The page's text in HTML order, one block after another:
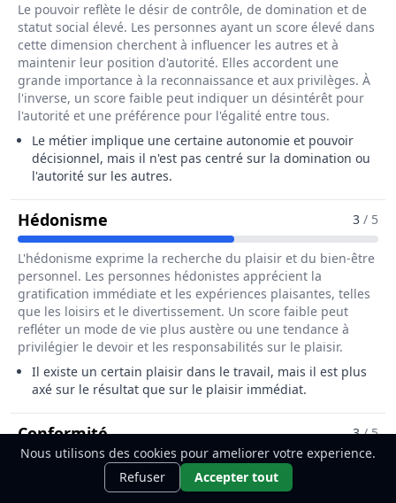
Le pouvoir reflète le désir de contrôle, de domination et de
statut social élevé. Les personnes ayant un score élevé dans
cette dimension cherchent à influencer les autres et à
maintenir leur position d'autorité. Elles accordent une
grande importance à la reconnaissance et aux privilèges. À
l'inverse, un score faible peut indiquer un désintérêt pour
l'autorité et une préférence pour l'égalité entre tous.
Le métier implique une certaine autonomie et pouvoir
décisionnel, mais il n'est pas centré sur la domination ou
l'autorité sur les autres.
Hédonisme Pour Le Métier De Poseur / 3 / 5
L'hédonisme exprime la recherche du plaisir et du bien-être
personnel. Les personnes hédonistes apprécient la
gratification immédiate et les expériences plaisantes, telles
que les loisirs et le divertissement. Un score faible peut
refléter un mode de vie plus austère ou une tendance à
privilégier le devoir et les responsabilités sur le plaisir.
Il existe un certain plaisir dans le travail, mais il est plus
axé sur le résultat que sur le plaisir immédiat.
ConformitéPour Le Métier De Poseur / Poseuse
3 / 5
La conformité reflète l'adhésion aux normes sociales et le
respect des règles établies pour maintenir l'ordre social. Les
Ce métier t'intéresse ?Découvre
comment le devenir.
Nous utilisons des cookies pour ameliorer votre experience.
Refuser
Accepter tout